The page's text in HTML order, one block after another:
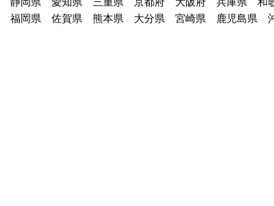
福岡県 佐賀県 熊本県 大分県 宮崎県 鹿児島県